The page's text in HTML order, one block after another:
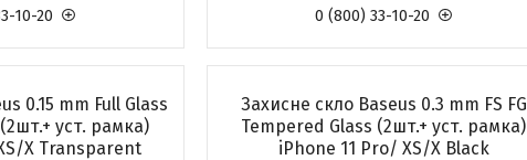
10-20
0 (800) 33-10-20
0.15 mm Full Glass
уст. рамка)
X Transparent
Захисне скло Baseus 0.3 mm FS FG
Tempered Glass (2шт.+ уст. рамка)
iPhone 11 Pro/ XS/X Black